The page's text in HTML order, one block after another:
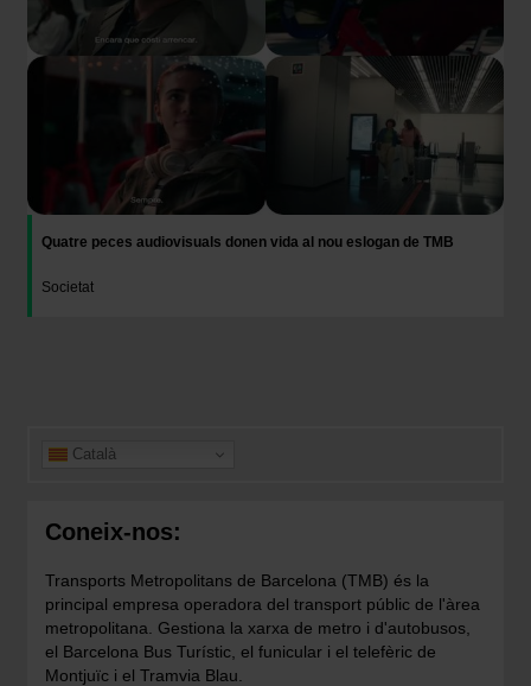
Quatre peces audiovisuals donen vida al nou eslogan de TMB
Societat
Català
Coneix-nos:
Transports Metropolitans de Barcelona (TMB) és la
principal empresa operadora del transport públic de l'àrea
metropolitana. Gestiona la xarxa de metro i d'autobusos,
el Barcelona Bus Turístic, el funicular i el telefèric de
Montjuïc i el Tramvia Blau.